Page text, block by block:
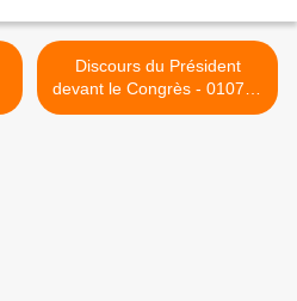
Discours du Président
devant le Congrès - 010709
>